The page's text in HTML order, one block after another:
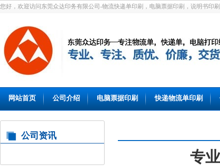
您好，欢迎访问东莞众达印务有限公司-物流快递单印刷，电脑票据印刷，说明书印
网站首页 公司介绍 电脑票据印刷 快递物流单印刷
公司资讯
专